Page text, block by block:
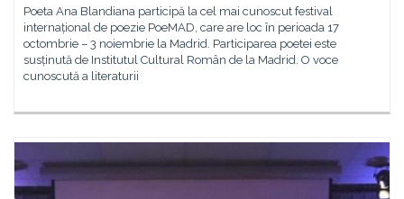
Poeta Ana Blandiana participă la cel mai cunoscut festival
internațional de poezie PoeMAD, care are loc în perioada 17
octombrie – 3 noiembrie la Madrid. Participarea poetei este
susținută de Institutul Cultural Român de la Madrid. O voce
cunoscută a literaturii